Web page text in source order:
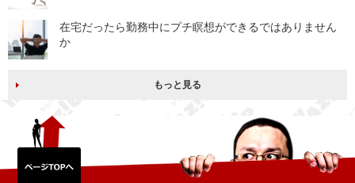
在宅だったら勤務中にプチ瞑想ができるではありません
か
もっと見る